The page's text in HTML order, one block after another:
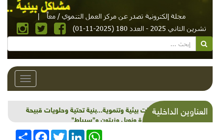
مجلة إلكترونية تصدر عن مركز العمل التنموي / معاً
|
تشرين الثاني 2025 - العدد 180 (2025-11-01)
Toggle
العناوين الداخليةشذرات بيئية وتنموية...بنية تحتية وحلويات قبيحة
وحاكورة ونوبل وزيتون و"سيباط"
انشر
FacebookTwitterLinkedInWhatsApp